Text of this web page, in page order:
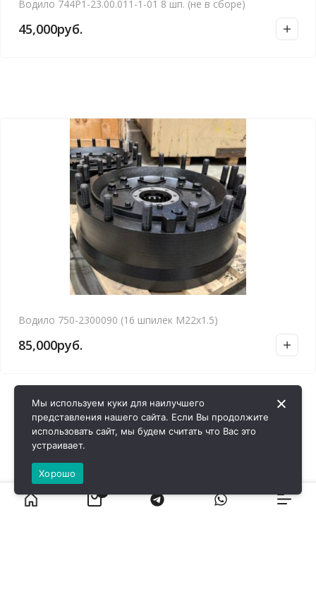
Водило 744Р1-23.00.011-1-01 8 шп. (не в сборе)
45,000руб.
Водило 750-2300090 (16 шпилек М22х1.5)
85,000руб.
Мы используем куки для наилучшего
представления нашего сайта. Если Вы продолжите
использовать сайт, мы будем считать что Вас это
устраивает.
Хорошо